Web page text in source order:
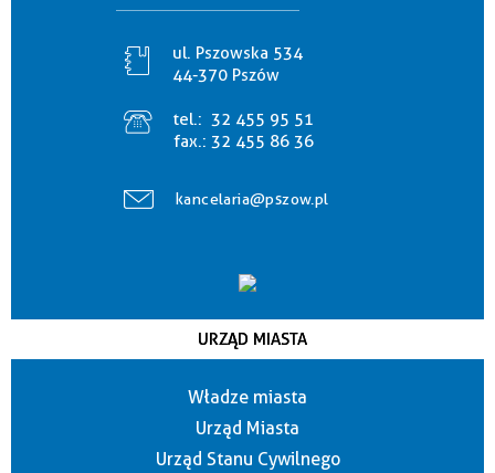
ul. Pszowska 534
44-370 Pszów
tel.: 32 455 95 51
fax.: 32 455 86 36
kancelaria@pszow.pl
URZĄD MIASTA
Władze miasta
Urząd Miasta
Urząd Stanu Cywilnego